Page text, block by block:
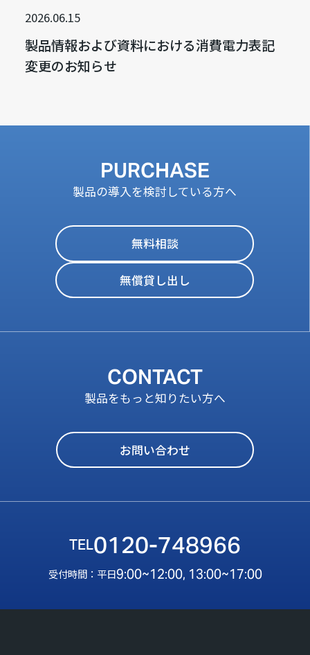
2026.06.15
製品情報および資料における消費電力表記
変更のお知らせ
PURCHASE
製品の導入を検討している方へ
無料相談
無償貸し出し
CONTACT
製品をもっと知りたい方へ
お問い合わせ
0120-748966
受付時間：平日9:00~12:00, 13:00~17:00